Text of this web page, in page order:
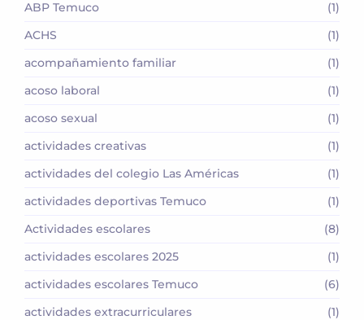
ABP Temuco
(1)
ACHS
(1)
acompañamiento familiar
(1)
acoso laboral
(1)
acoso sexual
(1)
actividades creativas
(1)
actividades del colegio Las Américas
(1)
actividades deportivas Temuco
(1)
Actividades escolares
(8)
actividades escolares 2025
(1)
actividades escolares Temuco
(6)
actividades extracurriculares
(1)